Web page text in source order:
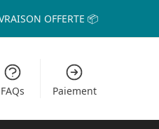
OFFERTE 📦
FAQs Paiement